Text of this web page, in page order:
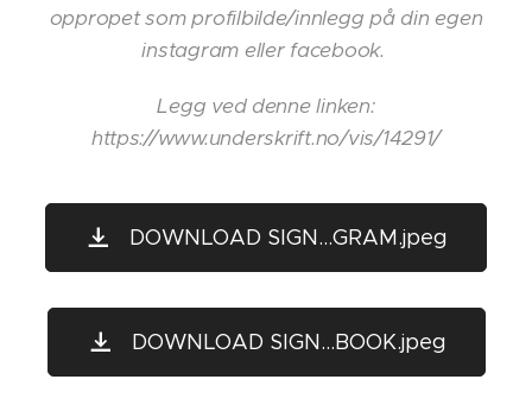
oppropet som profilbilde/innlegg på din egen
instagram eller facebook.
Legg ved denne linken:
https://www.underskrift.no/vis/14291/
DOWNLOAD SIGN...GRAM.jpeg
DOWNLOAD SIGN...BOOK.jpeg